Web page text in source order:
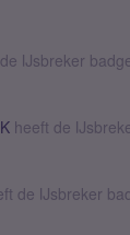
IJsbreker
heeft de
de IJsbreker